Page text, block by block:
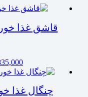
قاشق غذا
چنگال غذا